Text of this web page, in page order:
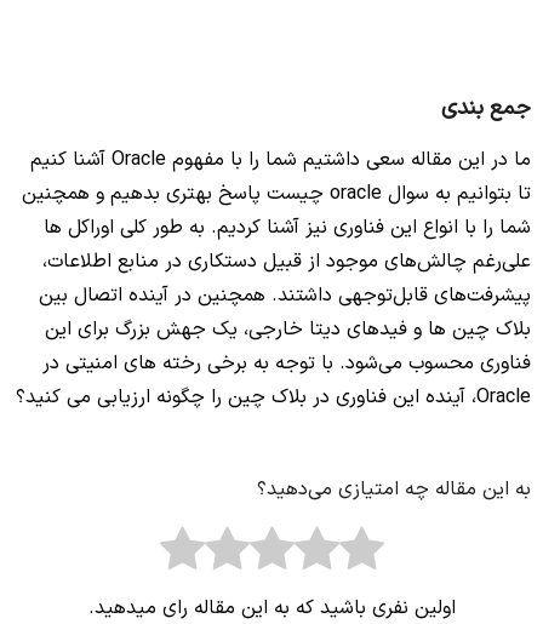
جمع بندی
ما در این مقاله سعی داشتیم شما را با مفهوم Oracle آشنا کنیم
تا بتوانیم به سوال
oracle چیست پاسخ بهتری بدهیم و همچنین
شما را با انواع این فناوری نیز آشنا کردیم. به طور کلی اوراکل ها
علی‌رغم چالش‌های موجود از قبیل دستکاری در منابع اطلاعات،
پیشرفت‌های قابل‌توجهی داشتند. همچنین در آینده اتصال بین
بلاک چین ها و فیدهای دیتا خارجی، یک جهش بزرگ برای این
فناوری محسوب می‌شود. با توجه به برخی رخته های امنیتی در
Oracle، آینده این فناوری در بلاک چین را چگونه ارزیابی می کنید؟
به این مقاله چه امتیازی می‌دهید؟
اولین نفری باشید که به این مقاله رای میدهید.